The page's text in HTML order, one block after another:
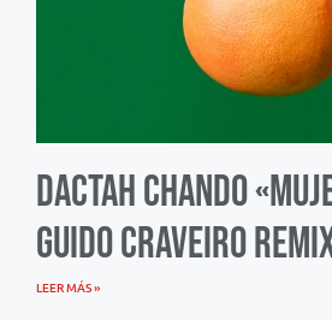
Dactah Chando
Guido Craveiro
LEER MÁS »